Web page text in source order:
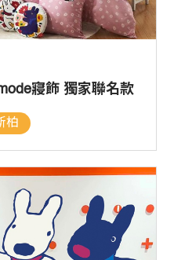
寢飾 獨家聯名款
柏